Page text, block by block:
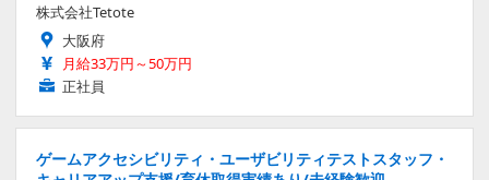
株式会社Tetote
大阪府
月給33万円～50万円
正社員
ゲームアクセシビリティ・ユーザビリティテストスタッフ・